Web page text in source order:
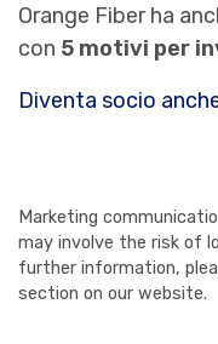
Orange Fiber ha
con 5 motivi per
Diventa socio
Marketing
may involve the risk of
further information,
section on our website.